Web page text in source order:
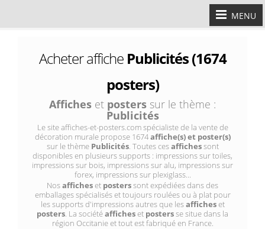
MENU
Acheter affiche Publicités (1674
posters)
Affiches et posters sur le thème :
Publicités
Le site affiches-et-posters.com spécialiste de la vente de
décoration murale propose 1674affiche(s) et poster(s)
sur le thème Publicités. Toutes cesaffichessont
disponibles en plusieurs supports : impressions sur toiles,
impressions sur bois, impressions sur alu, impressions sur
forex, impressions sur plexiglass...
Nosafficheset posterssont expédiées dans des
emballages spécialisés et toujours roulées ou à plat pour
les supports d'impressions autres que lesafficheset
posters. La sociétéafficheset postersse situe dans la
région Occitanie et tout est fabriqué en France.